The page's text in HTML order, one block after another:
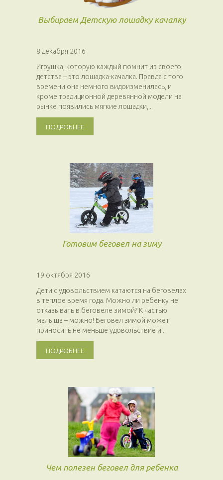
Выбираем Детскую лошадку качалку
8 декабря 2016
Игрушка, которую каждый помнит из своего
детства – это лошадка-качалка. Правда с того
времени она немного видоизменилась, и
кроме традиционной деревянной модели на
рынке появились мягкие лошадки,...
ПОДРОБНЕЕ
Готовим беговел на зиму
19 октября 2016
Дети с удовольствием катаются на беговелах
в теплое время года. Можно ли ребенку не
отказывать в беговеле зимой? К частью
малыша – можно! Беговел зимой может
приносить не меньше удовольствие и...
ПОДРОБНЕЕ
Чем полезен беговел для ребенка